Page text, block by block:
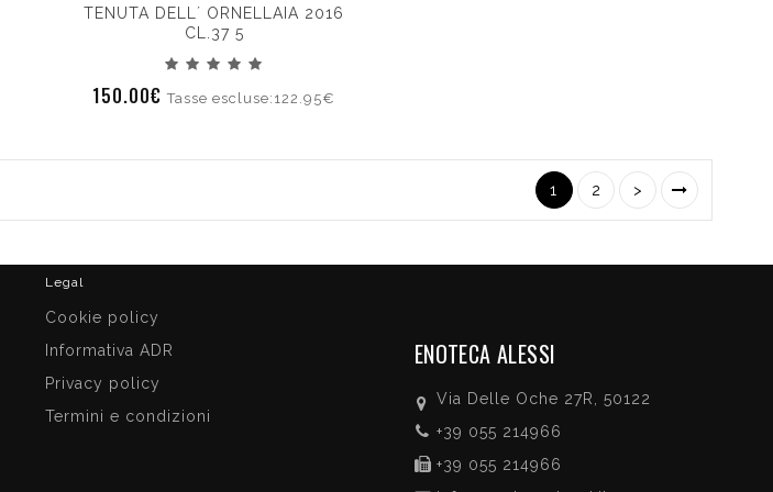
TENUTA DELL´ ORNELLAIA 2016
CL.37 5
150.00€Tasse escluse:122.95€
1 2 >
Legal
Cookie policy
Informativa ADR
Privacy policy
Termini e condizioni
ENOTECA ALESSI
Via Delle Oche 27R, 50122
+39 055 214966
+39 055 214966